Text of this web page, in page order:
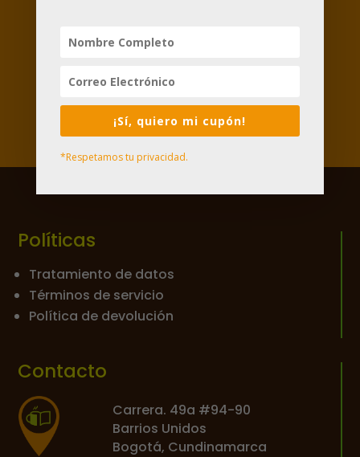


Políticas
Tratamiento de datos
Términos de servicio
Política de devolución
Contacto
Carrera. 49a #94-90
Barrios Unidos
Bogotá, Cundinamarca
¡Sí, quiero mi cupón!
*Respetamos tu privacidad.